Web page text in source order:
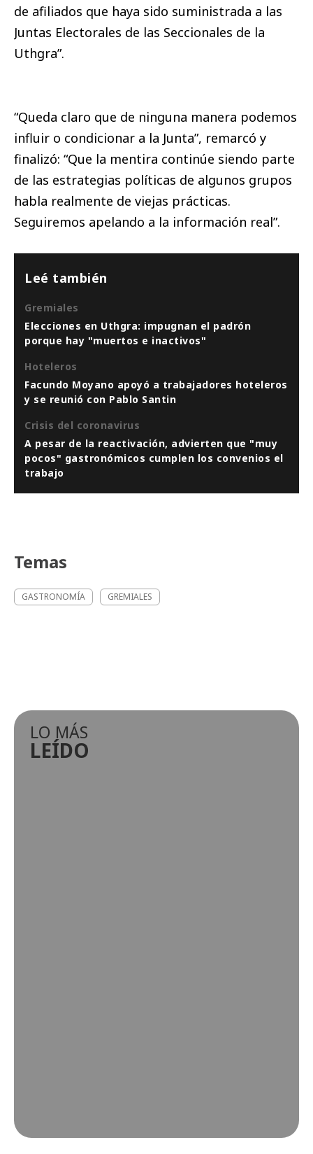
de afiliados que haya sido suministrada a las
Juntas Electorales de las Seccionales de la
Uthgra”.
“Queda claro que de ninguna manera podemos
influir o condicionar a la Junta”, remarcó y
finalizó: “Que la mentira continúe siendo parte
de las estrategias políticas de algunos grupos
habla realmente de viejas prácticas.
Seguiremos apelando a la información real”.
Leé también
Gremiales
Elecciones en Uthgra: impugnan el padrón
porque hay "muertos e inactivos"
Hoteleros
Facundo Moyano apoyó a trabajadores hoteleros
y se reunió con Pablo Santin
Crisis del coronavirus
A pesar de la reactivación, advierten que "muy
pocos" gastronómicos cumplen los convenios el
trabajo
Temas
GASTRONOMÍA GREMIALES
LO MÁS
LEÍDO